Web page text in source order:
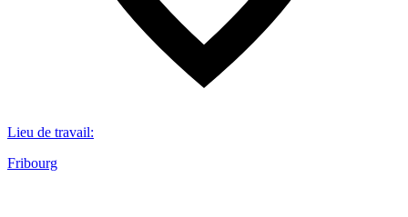
Lieu de travail:
Fribourg